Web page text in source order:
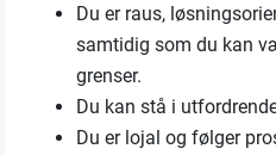
Du er raus,
samtidig som du kan
grenser.
Du kan stå i
Du er lojal og følger